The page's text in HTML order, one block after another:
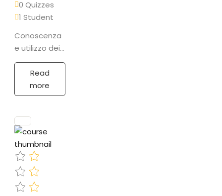
0 Quizzes
1 Student
Conoscenza
e utilizzo dei
principali
strumenti e
tecniche di
Digital
PROGRAMMA
•
Introduzione
al Digital
Marketing• I
motori di…
Read
more